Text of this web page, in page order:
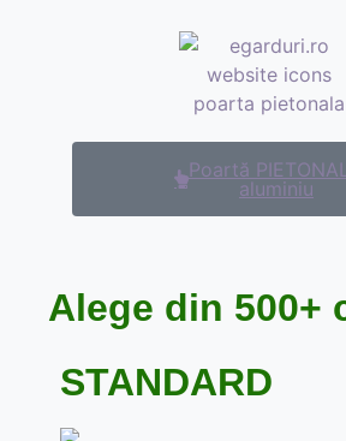
Poartă
aluminiu
Alege din 500+
STANDARD